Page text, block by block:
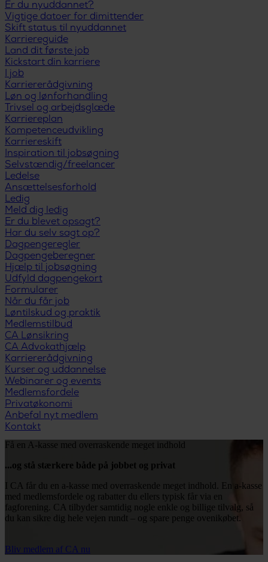
Er du nyuddannet?
Vigtige datoer for dimittender
Skift status til nyuddannet
Karriereguide
Land dit første job
Kickstart din karriere
I job
Karriererådgivning
Løn og lønforhandling
Trivsel og arbejdsglæde
Karriereplan
Kompetenceudvikling
Karriereskift
Inspiration til jobsøgning
Selvstændig/freelancer
Ledelse
Ansættelsesforhold
Ledig
Meld dig ledig
Er du blevet opsagt?
Har du selv sagt op?
Dagpengeregler
Dagpengeberegner
Hjælp til jobsøgning
Udfyld dagpengekort
Formularer
Når du får job
Løntilskud og praktik
Medlemstilbud
CA Lønsikring
CA Advokathjælp
Karriererådgivning
Kurser og uddannelse
Webinarer og events
Medlemsfordele
Privatøkonomi
Anbefal nyt medlem
Kontakt
Få en A-kasse med overraskende meget indhold
...og stå stærkere både på jobbet og privat
I CA får du en a-kasse med overraskende meget indhold. En a-kasse
med medlemsfordele og rabatter du ellers typisk får via en
fagforening. CA tilbyder samtidig nogle enkle og billige tilvalg, så
du kan sikre dig hele vejen rundt – og spare penge ovenikøbet.
Bliv medlem af CA nu